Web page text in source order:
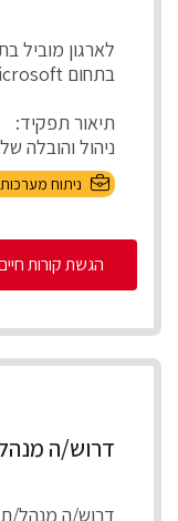
לארגון מוביל
בתחום Microsoft
תיאור תפקיד:
ניהול והובלה
אפיון דרישות
ניתוח מערכות
הגשת קורות
דרוש/ה
דרוש/ה מנהל/